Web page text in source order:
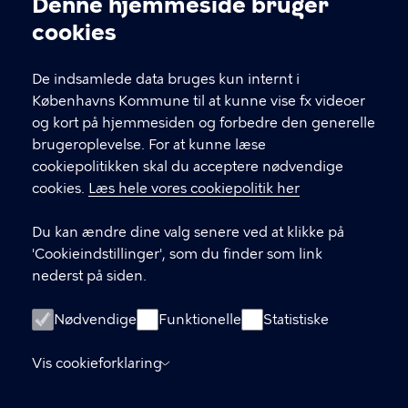
Cookieindstillinger
cookies
De indsamlede data bruges kun internt i
Københavns Kommune til at kunne vise fx videoer
og kort på hjemmesiden og forbedre den generelle
brugeroplevelse. For at kunne læse
cookiepolitikken skal du acceptere nødvendige
cookies. Læs hele vores cookiepolitik her
Du kan ændre dine valg senere ved at klikke på
'Cookieindstillinger', som du finder som link
nederst på siden.
Nødvendige Funktionelle Statistiske
Vis cookieforklaring
Hvis du skal i kontakt med leverandøren af et tilbud,
KONTAKT
Børne- og ungdomsforvaltningen
LINKS
Login som leverandør
Oprettelse af leverandør-konto